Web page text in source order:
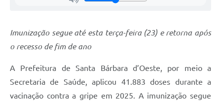
Galeria de Fotos
Notícias
Imunização segue até esta terça-feira (23) e retorna após
o recesso de fim de ano
A Prefeitura de Santa Bárbara d’Oeste, por meio a
Secretaria de Saúde, aplicou 41.883 doses durante a
vacinação contra a gripe em 2025. A imunização segue